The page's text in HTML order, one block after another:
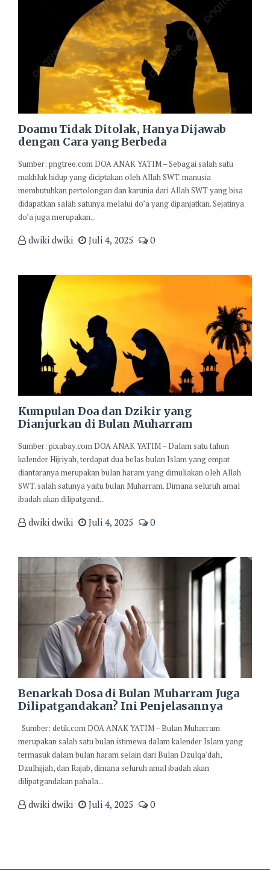
Doamu Tidak Ditolak, Hanya Dijawab
dengan Cara yang Berbeda
Sumber: pngtree.com DOA ANAK YATIM – Sebagai salah satu
makhluk hidup yang diciptakan oleh Allah SWT. manusia
membutuhkan pertolongan dan karunia dari Allah SWT yang bisa
didapatkan salah satunya melalui do’a yang dipanjatkan. Sejatinya
do’a juga merupakan...
dwiki dwiki Juli 4, 2025 0
Kumpulan Doa dan Dzikir yang
Dianjurkan di Bulan Muharram
Sumber: pixabay.com DOA ANAK YATIM – Dalam satu tahun
kalender Hijriyah, terdapat dua belas bulan Islam yang empat
diantaranya merupakan bulan haram yang dimuliakan oleh Allah
SWT. salah satunya yaitu bulan Muharram. Dimana seluruh amal
ibadah akan dilipatgand...
dwiki dwiki Juli 4, 2025 0
Benarkah Dosa di Bulan Muharram Juga
Dilipatgandakan? Ini Penjelasannya
Sumber: detik.com DOA ANAK YATIM – Bulan Muharram
merupakan salah satu bulan istimewa dalam kalender Islam yang
termasuk dalam bulan haram selain dari Bulan Dzulqa'dah,
Dzulhijjah, dan Rajab, dimana seluruh amal ibadah akan
dilipatgandakan pahala...
dwiki dwiki Juli 4, 2025 0